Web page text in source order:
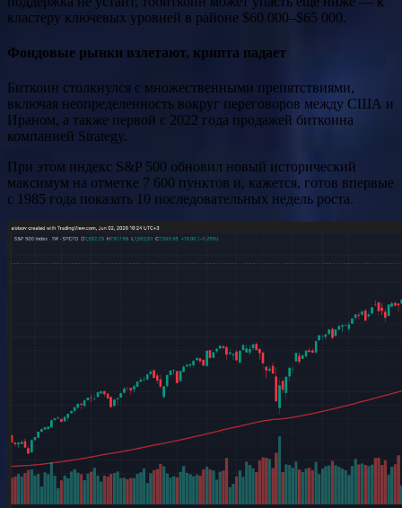
кластеру ключевых уровней в районе $60 000–$65 000.
Фондовые рынки взлетают, крипта падает
Биткоин столкнулся с множественными препятствиями,
включая неопределенность вокруг переговоров между США и
Ираном, а также первой с 2022 года продажей биткоина
компанией Strategy.
При этом индекс S&P 500 обновил новый исторический
максимум на отметке 7 600 пунктов и, кажется, готов впервые
с 1985 года показать 10 последовательных недель роста.